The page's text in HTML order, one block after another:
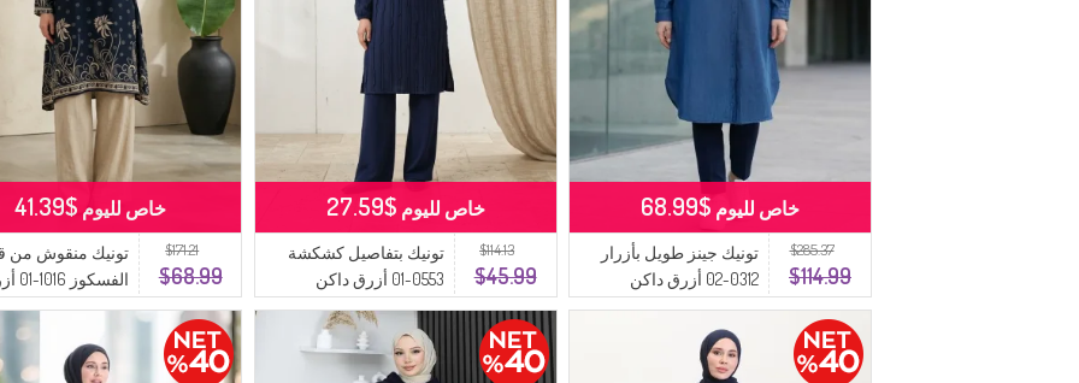
$285.37
$114.99
تونيك جينز طويل بأزرار
0312-02 أزرق داكن
خاص لليوم $68.99
$114.13
$45.99
تونيك بتفاصيل كشكشة
0553-01 أزرق داكن
خاص لليوم $27.59
$171.21
$68.99
تونيك منقوش من
داكن
خاص لليوم $41.39